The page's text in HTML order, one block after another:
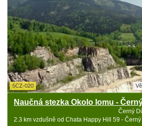
5CZ-020
Naučná stezka Okolo lomu -
Černý
2.3 km vzdušně od Chata Happy Hill 59 -